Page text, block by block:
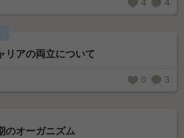
4 4
リアの両立について
0 3
のオーガニズム